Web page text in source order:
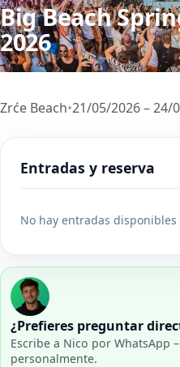
Big Beach
2026
Zrće Beach•21/05/2026 – 24/
Entradas y reserva
No hay entradas disponibles
¿Prefieres preguntar
Escribe a Nico por WhatsApp
personalmente.